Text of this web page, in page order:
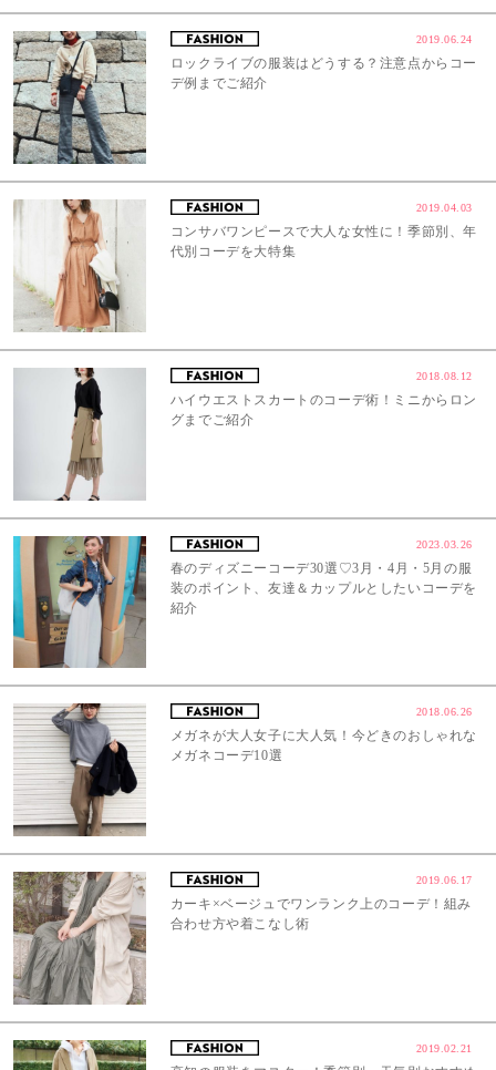
2019.06.24
ロックライブの服装はどうする？注意点からコー
デ例までご紹介
2019.04.03
コンサバワンピースで大人な女性に！季節別、年
代別コーデを大特集
2018.08.12
ハイウエストスカートのコーデ術！ミニからロン
グまでご紹介
2023.03.26
春のディズニーコーデ30選♡3月・4月・5月の服
装のポイント、友達＆カップルとしたいコーデを
紹介
2018.06.26
メガネが大人女子に大人気！今どきのおしゃれな
メガネコーデ10選
2019.06.17
カーキ×ベージュでワンランク上のコーデ！組み
合わせ方や着こなし術
2019.02.21